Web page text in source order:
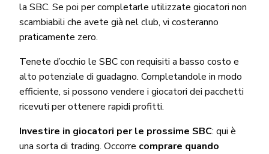
la SBC. Se poi per completarle utilizzate giocatori non
scambiabili che avete già nel club, vi costeranno
praticamente zero.
Tenete d’occhio le SBC con requisiti a basso costo e
alto potenziale di guadagno. Completandole in modo
efficiente, si possono vendere i giocatori dei pacchetti
ricevuti per ottenere rapidi profitti.
Investire in giocatori per le prossime SBC: qui è
una sorta di trading. Occorre comprare quando